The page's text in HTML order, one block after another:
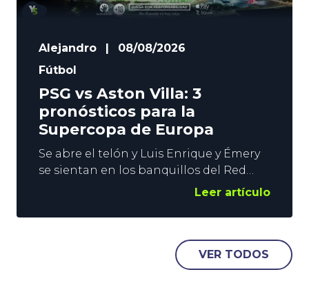
Alejandro
08/08/2026
Fútbol
PSG vs Aston Villa: 3
pronósticos para la
Supercopa de Europa
Se abre el telón y Luis Enrique y Émery
se sientan en los banquillos del Red
Bull Arena de Salzburgo. ¿Cómo se
miércoles se disputa la Supercopa de
Europa. El PSG vs Aston Villa
monopoliza el interés del Planeta
Fútbol a la espera de que comience a
Leer artículo
VER TODOS